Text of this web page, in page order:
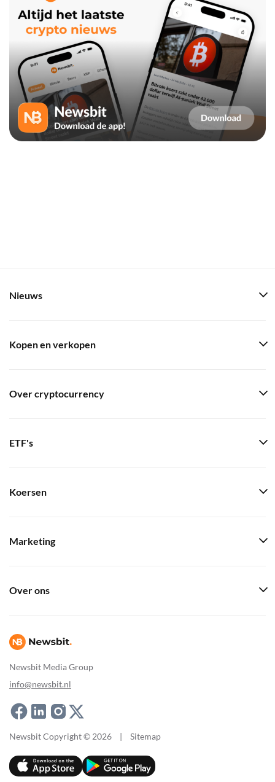
Newsbit Media Group
info@newsbit.nl
Nieuws
Kopen en verkopen
Over cryptocurrency
ETF's
Koersen
Marketing
Over ons
Newsbit Copyright © 2026 | Sitemap